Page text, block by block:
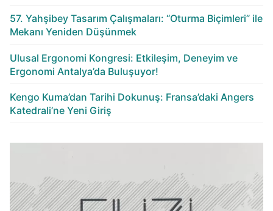
57. Yahşibey Tasarım Çalışmaları: “Oturma Biçimleri” ile
Mekanı Yeniden Düşünmek
Ulusal Ergonomi Kongresi: Etkileşim, Deneyim ve
Ergonomi Antalya’da Buluşuyor!
Kengo Kuma’dan Tarihi Dokunuş: Fransa’daki Angers
Katedrali’ne Yeni Giriş